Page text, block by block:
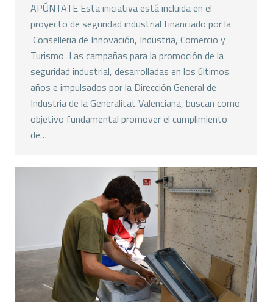
APÚNTATE Esta iniciativa está incluida en el
proyecto de seguridad industrial financiado por la
Conselleria de Innovación, Industria, Comercio y
Turismo Las campañas para la promoción de la
seguridad industrial, desarrolladas en los últimos
años e impulsados por la Dirección General de
Industria de la Generalitat Valenciana, buscan como
objetivo fundamental promover el cumplimiento
de…